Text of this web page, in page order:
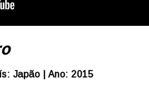
Japão | Ano: 2015